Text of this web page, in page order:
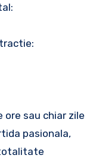
ore sau chiar zile
pasionala,